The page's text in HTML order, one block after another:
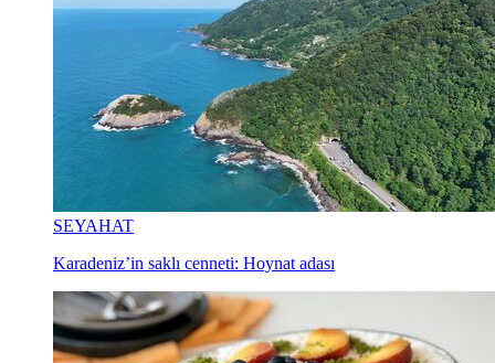
SEYAHAT
Karadeniz’in saklı cenneti: Hoynat adası